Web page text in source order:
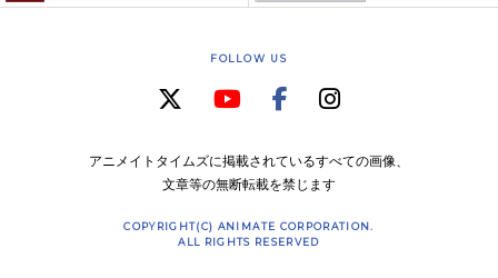
FOLLOW US
アニメイトタイムズに掲載されているすべての画像、
文章等の無断転載を禁じます
COPYRIGHT(C) ANIMATE CORPORATION.
ALL RIGHTS RESERVED